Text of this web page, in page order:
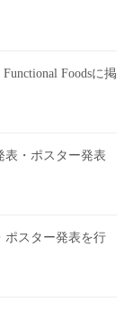
Foodsに掲
表・ポスター発表
ポスター発表を行